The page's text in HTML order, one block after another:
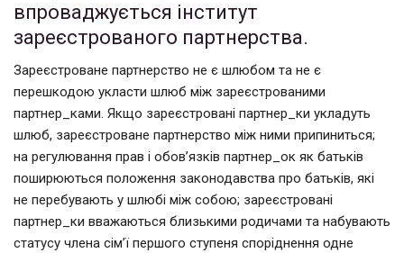
впроваджується інститут
зареєстрованого партнерства.
Зареєстроване партнерство не є шлюбом та не є
перешкодою укласти шлюб між зареєстрованими
партнер_ками. Якщо зареєстровані партнер_ки укладуть
шлюб, зареєстроване партнерство між ними припиниться;
на регулювання прав і обов’язків партнер_ок як батьків
поширюються положення законодавства про батьків, які
не перебувають у шлюбі між собою; зареєстровані
партнер_ки вважаються близькими родичами та набувають
статусу члена сім’ї першого ступеня споріднення одне